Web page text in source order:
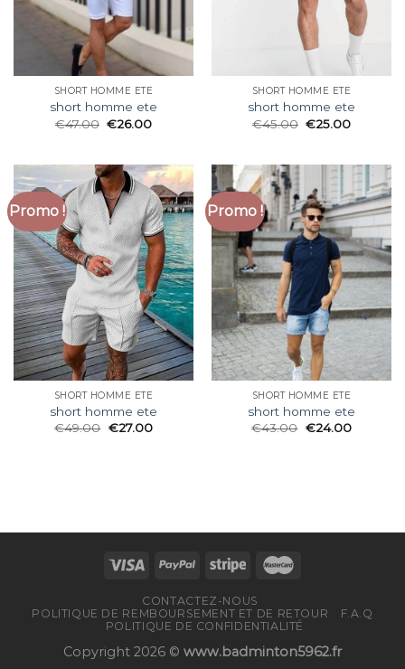
SHORT HOMME ETE
short homme ete
€47.00 €26.00
SHORT HOMME ETE
short homme ete
€45.00 €25.00
Promo !
SHORT HOMME ETE
short homme ete
€49.00 €27.00
Promo !
SHORT HOMME ETE
short homme ete
€43.00 €24.00
CONTACTEZ-NOUS
POLITIQUE DE REMBOURSEMENT ET DE RETOUR
F.A.Q
POLITIQUE DE CONFIDENTIALITÉ
Copyright 2026 © www.badminton5962.fr